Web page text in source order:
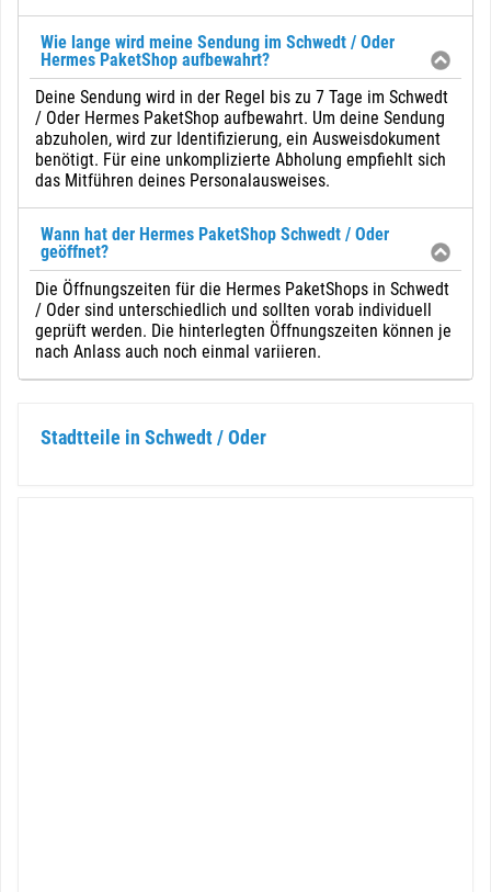
Wie lange wird meine Sendung im Schwedt / Oder
Hermes PaketShop aufbewahrt?
Deine Sendung wird in der Regel bis zu 7 Tage im Schwedt
/ Oder Hermes PaketShop aufbewahrt. Um deine Sendung
abzuholen, wird zur Identifizierung, ein Ausweisdokument
benötigt. Für eine unkomplizierte Abholung empfiehlt sich
das Mitführen deines Personalausweises.
Wann hat der Hermes PaketShop Schwedt / Oder
geöffnet?
Die Öffnungszeiten für die Hermes PaketShops in Schwedt
/ Oder sind unterschiedlich und sollten vorab individuell
geprüft werden. Die hinterlegten Öffnungszeiten können je
nach Anlass auch noch einmal variieren.
Stadtteile in Schwedt / Oder